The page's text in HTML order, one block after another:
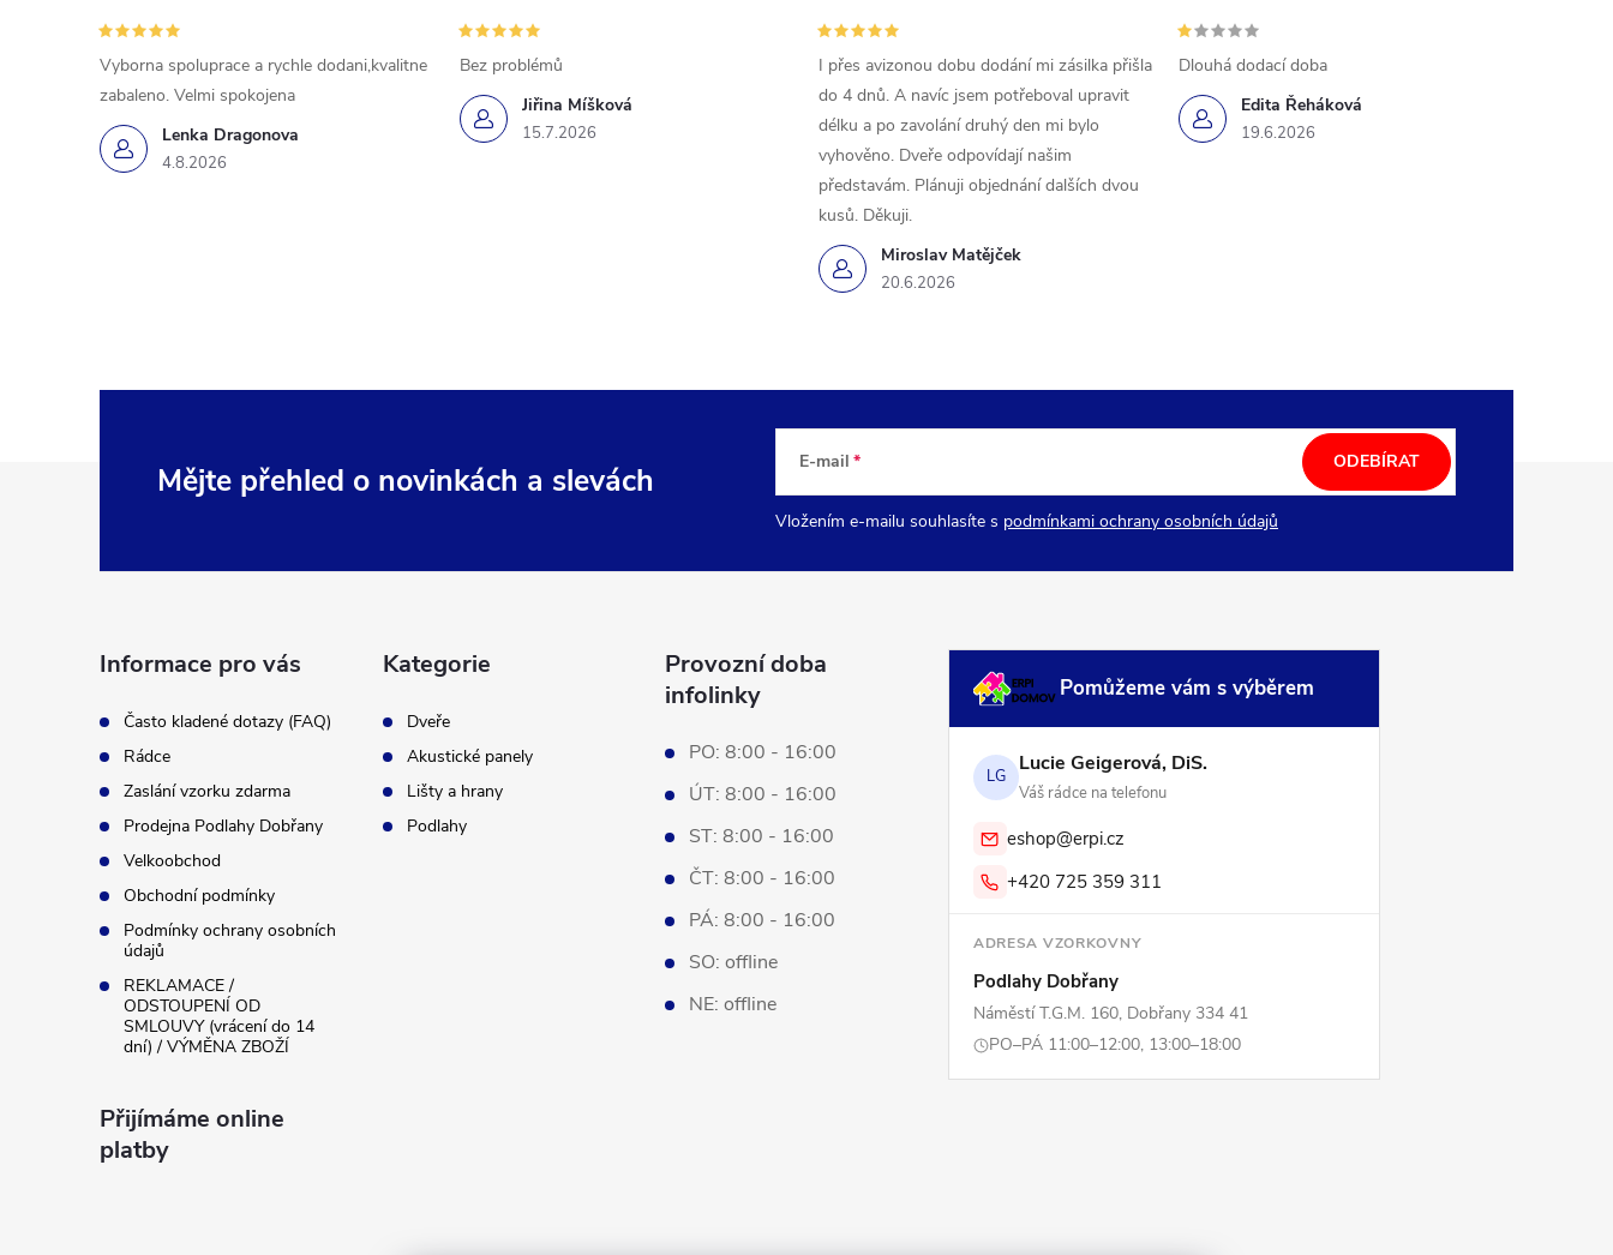
Lenka Dragonova
4.8.2026
Vyborna spoluprace a rychle dodani,kvalitne
zabaleno. Velmi spokojena
Jiřina Míšková
15.7.2026
Bez problémů
Miroslav Matějček
20.6.2026
I přes avizonou dobu dodání mi zásilka přišla
do 4 dnů. A navíc jsem potřeboval upravit
délku a po zavolání druhý den mi bylo
vyhověno. Dveře odpovídají našim
představám. Plánuji objednání dalších dvou
kusů. Děkuji.
Edita Řeháková
19.6.2026
Dlouhá dodací doba
Mějte přehled o novinkách a slevách E-mail
Vložením e-mailu souhlasíte s podmínkami ochrany osobních údajů
ODEBÍRAT
Informace pro vás
Často kladené dotazy (FAQ)
Rádce
Zaslání vzorku zdarma
Prodejna Podlahy Dobřany
Velkoobchod
Obchodní podmínky
Podmínky ochrany osobních
údajů
REKLAMACE /
ODSTOUPENÍ OD
SMLOUVY (vrácení do 14
dní) / VÝMĚNA ZBOŽÍ
Kategorie
Dveře
Akustické panely
Lišty a hrany
Podlahy
Provozní doba
infolinky
PO: 8:00 - 16:00
ÚT: 8:00 - 16:00
ST: 8:00 - 16:00
ČT: 8:00 - 16:00
PÁ: 8:00 - 16:00
SO: offline
NE: offline
Pomůžeme vám s výběrem
LG Lucie Geigerová, DiS.
Váš rádce na telefonu
eshop@erpi.cz
+420 725 359 311
ADRESA VZORKOVNY
Podlahy Dobřany
Náměstí T.G.M. 160, Dobřany 334 41
PO–PÁ 11:00–12:00, 13:00–18:00
Přijímáme online
platby